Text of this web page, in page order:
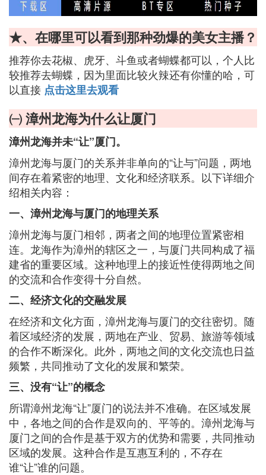
★、在哪里可以看到那种劲爆的美女主播？
推荐你去花椒、虎牙、斗鱼或者蝴蝶都可以，个人比
较推荐去蝴蝶，因为里面比较火辣还有你懂的哈，可
以直接 点击这里去观看
㈠ 漳州龙海为什么让厦门
漳州龙海并未“让”厦门。
漳州龙海与厦门的关系并非单向的“让与”问题，两地
间存在着紧密的地理、文化和经济联系。以下详细介
绍相关内容：
一、漳州龙海与厦门的地理关系
漳州龙海与厦门相邻，两者之间的地理位置紧密相
连。龙海作为漳州的辖区之一，与厦门共同构成了福
建省的重要区域。这种地理上的接近性使得两地之间
的交流和合作变得十分自然。
二、经济文化的交融发展
在经济和文化方面，漳州龙海与厦门的交往密切。随
着区域经济的发展，两地在产业、贸易、旅游等领域
的合作不断深化。此外，两地之间的文化交流也日益
频繁，共同推动了文化的发展和繁荣。
三、没有“让”的概念
所谓漳州龙海“让”厦门的说法并不准确。在区域发展
中，各地之间的合作是双向的、平等的。漳州龙海与
厦门之间的合作是基于双方的优势和需要，共同推动
区域的发展。这种合作是互惠互利的，不存在
谁“让”谁的问题。